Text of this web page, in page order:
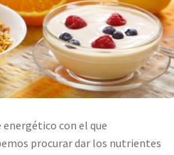
con el que
procurar dar los nutrientes